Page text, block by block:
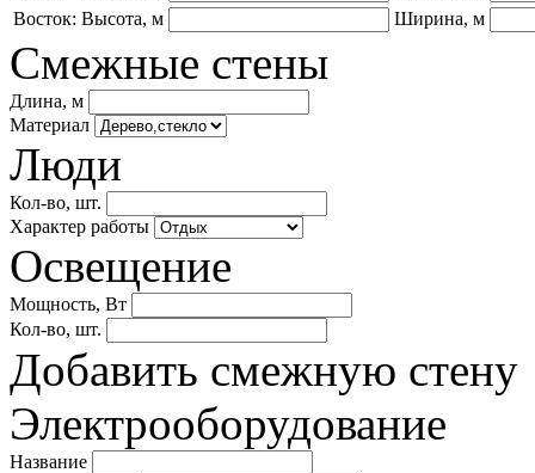
Восток: Высота, м Ширина, м
Смежные стены
Длина, м
Материал
Люди
Кол-во, шт.
Характер работы
Освещение
Мощность, Вт
Кол-во, шт.
Добавить смежную стену
Электрооборудование
Название